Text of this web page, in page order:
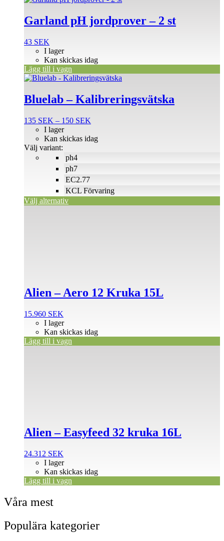
Garland pH jordprover – 2 st
43 SEK
I lager
Kan skickas idag
Lägg till i vagn
Bluelab – Kalibreringsvätska
135 SEK – 150 SEK
till
ph4
ph7
EC2.77
KCL Förvaring
I lager
Kan skickas idag
Välj variant:
Välj alternativ
Den
produkten
har
varianter.
olika
alternativen
Alien – Aero 12 Kruka 15L
15.960 SEK
I lager
Kan skickas idag
Lägg till i vagn
Alien – Easyfeed 32 kruka 16L
24.312 SEK
I lager
Kan skickas idag
Lägg till i vagn
Våra mest
Populära kategorier